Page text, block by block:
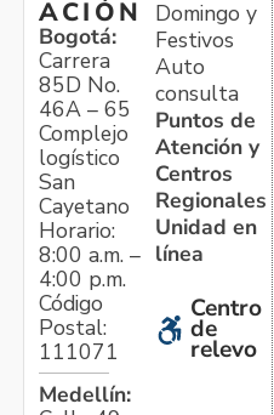
ACIÓN
Bogotá:
Carrera
85D No.
46A – 65
Complejo
logístico
San
Cayetano
Horario:
8:00 a.m. –
4:00 p.m.
Código
Postal:
111071
Medellín:
Domingo y
Festivos
Auto
consulta
Puntos de
Atención y
Centros
Regionales
Unidad en
línea
Centro
de
relevo